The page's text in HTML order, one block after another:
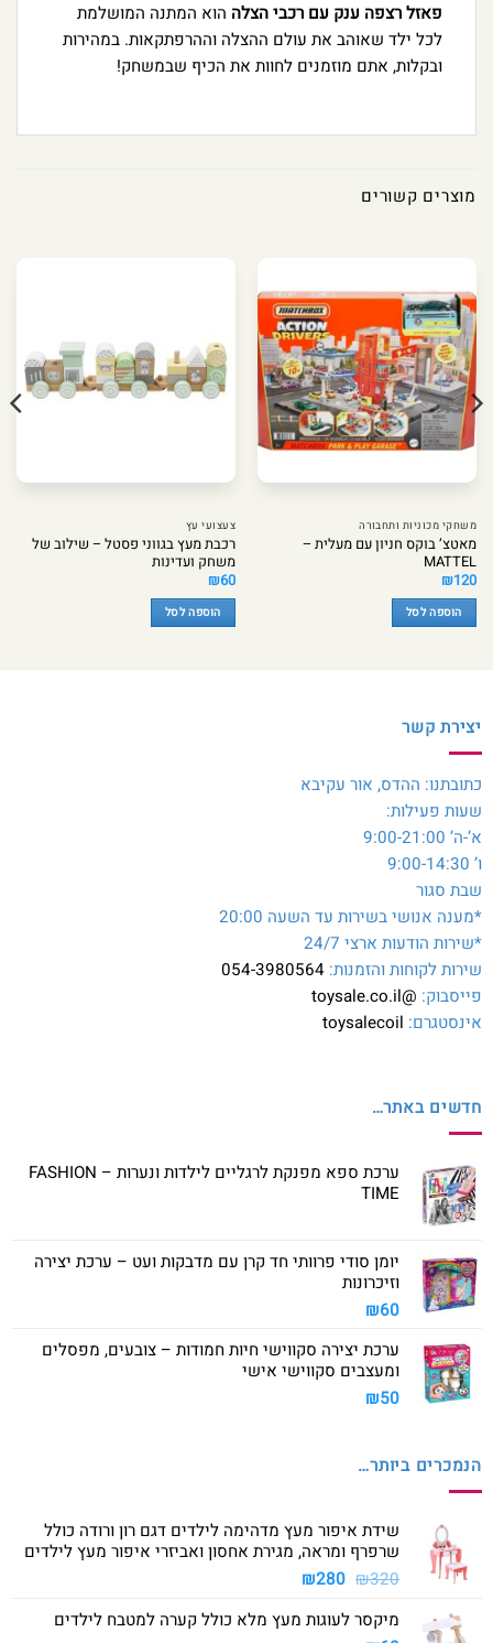
פאזל רצפה ענק עם רכבי הצלה הוא המתנה המושלמת
לכל ילד שאוהב את עולם ההצלה וההרפתקאות. במהירות
ובקלות, אתם מוזמנים לחוות את הכיף שבמשחק!
מוצרים קשורים
משחקי מכוניות ותחבורה
מאטצ’ בוקס חניון עם מעלית –
MATTEL
₪120
הוספה לסל
צעצועי עץ
רכבת מעץ בגווני פסטל – שילוב של
משחק ועדינות
₪60
הוספה לסל
יצירת קשר
כתובתנו: ההדס, אור עקיבא
שעות פעילות:
א’-ה’ 9:00-21:00
ו’ 9:00-14:30
שבת סגור
*מענה אנושי בשירות עד השעה 20:00
*שירות הודעות ארצי 24/7
שירות לקוחות והזמנות: 054-3980564
פייסבוק: @toysale.co.il
אינסטגרם: toysalecoil
חדשים באתר…
ערכת ספא מפנקת לרגליים לילדות ונערות – FASHION
TIME
יומן סודי פרוותי חד קרן עם מדבקות ועט – ערכת יצירה
וזיכרונות
₪60
ערכת יצירה סקווישי חיות חמודות – צובעים, מפסלים
ומעצבים סקווישי אישי
₪50
הנמכרים ביותר…
שידת איפור מעץ מדהימה לילדים דגם רון ורודה כולל
שרפרף ומראה, מגירת אחסון ואביזרי איפור מעץ לילדים
₪320
המחיר
היה:
₪280 המחיר
הוא:
מיקסר לעוגות מעץ מלא כולל קערה למטבח לילדים